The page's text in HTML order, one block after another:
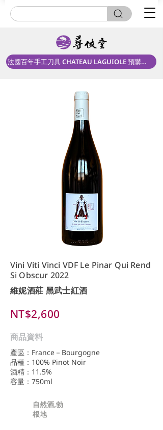
法國百年手工刀具 CHATEAU LAGUIOLE 預購中！
Vini Viti Vinci VDF Le Pinar Qui Rend
Si Obscur 2022
維妮酒莊 黑武士紅酒
NT$2,600
商品資料
產區：France－Bourgogne
品種：100% Pinot Noir
酒精：11.5%
容量：750ml
自然酒,勃
根地